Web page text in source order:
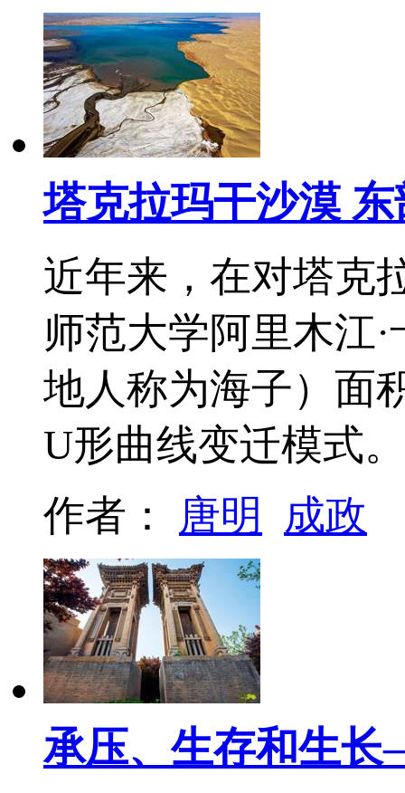
塔克拉玛干沙漠
近年来，在对塔克
师范大学阿里木江
地人称为海子）面
U形曲线变迁模式
作者： 唐明 成政
承压、生存和生